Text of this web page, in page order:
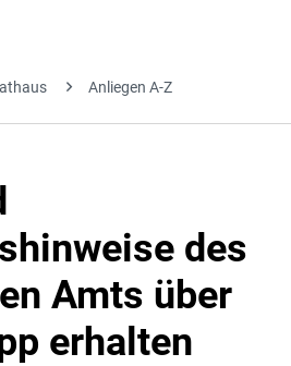
Anliegen A-Z
des
Amts über
erhalten